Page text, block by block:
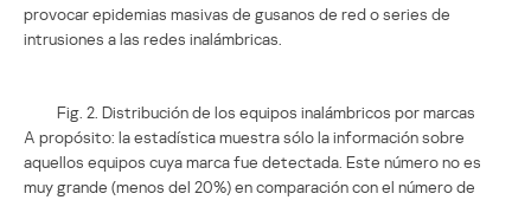
provocar epidemias masivas de gusanos de red o series de
intrusiones a las redes inalámbricas.
Fig. 2. Distribución de los equipos inalámbricos por marcas
A propósito: la estadística muestra sólo la información sobre
aquellos equipos cuya marca fue detectada. Este número no es
muy grande (menos del 20%) en comparación con el número de